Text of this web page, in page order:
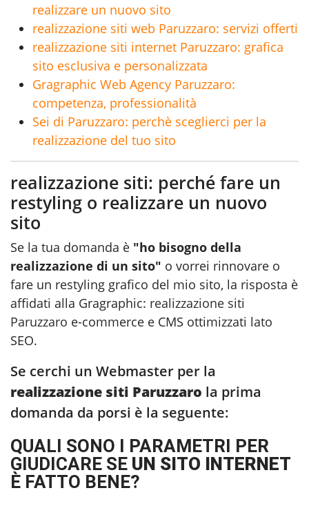
realizzare un nuovo sito
realizzazione siti web Paruzzaro: servizi offerti
realizzazione siti internet Paruzzaro: grafica
sito esclusiva e personalizzata
Gragraphic Web Agency Paruzzaro:
competenza, professionalità
Sei di Paruzzaro: perchè sceglierci per la
realizzazione del tuo sito
realizzazione siti: perché fare un
restyling o realizzare un nuovo
sito
Se la tua domanda è "ho bisogno della
realizzazione di un sito" o vorrei rinnovare o
fare un restyling grafico del mio sito, la risposta è
affidati alla Gragraphic: realizzazione siti
Paruzzaro e-commerce e CMS ottimizzati lato
SEO.
Se cerchi un Webmaster per la
realizzazione siti Paruzzaro la prima
domanda da porsi è la seguente:
QUALI SONO I PARAMETRI PER
GIUDICARE SE UN SITO INTERNET
È FATTO BENE?